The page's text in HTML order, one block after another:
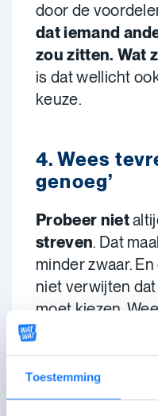
Toestemming
door de
dat iemand
zou zitten. Wat
is dat wellicht
keuze.
4. Wees
genoeg’
Probeer niet
streven. Dat
minder zwaar.
niet verwijten
moet kiezen.
genoeg’.
5. De